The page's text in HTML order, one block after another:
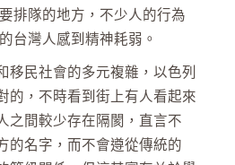
排隊的地方，不少人的行為
台灣人感到精神耗弱。
移民社會的多元複雜，以色列
的，不時看到街上有人看起來
之間較少存在隔閡，直言不
的名字，而不會遵從傳統的